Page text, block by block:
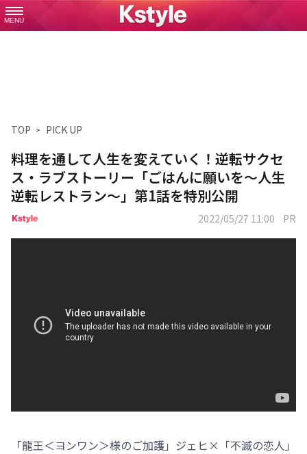
MENU
TOP PICK UP
料理を通して人生を変えていく！逆転サクセ
ス・ラブストーリー「ごはんに願いを～人生
逆転レストラン～」第1話を特別公開
2022/05/27 11:00 PR
「龍王＜ヨンワン＞様のご加護」ジェヒ×「不滅の恋人」